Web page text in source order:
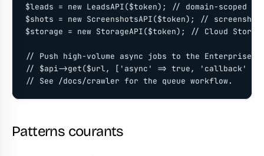
$leads = new LeadsAPI($token); // domain-scoped
$shots = new ScreenshotsAPI($token); //
$storage = new StorageAPI($token); // Cloud Storage
// Push high-volume async jobs to the Enterprise
// $api->get($url, ['async' => true, 'callback'
// See /docs/crawler for the queue workflow.
Patterns courants